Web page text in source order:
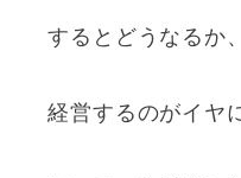
するとどうなるか
経営するのがイヤ